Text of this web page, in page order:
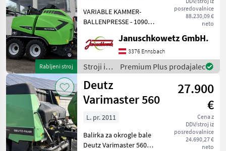
Rabljeni stroj
posredovalnice
88.230,09 €
neto
VARIABLE KAMMER-
BALLENPRESSE - 1090
Gebrauchtmaschine !! -
Ballenzahl: 5352 STK - HD
design - Schneidsystem
OPTICUT 23 mit
Doppelrotorzinken au
Januschkowetz GmbH.
3376 Ennsbach
Stroji in
oprema
za žetev
in
spravilo
/ Deutz
Premium Plus prodajalec
Deutz
Varimaster 560
27.900
€
Cena z
DDV/stroj iz
posredovalnice
24.690,27 €
neto
L. pr. 2011
Balirka za okrogle bale
Deutz Varimaster 560